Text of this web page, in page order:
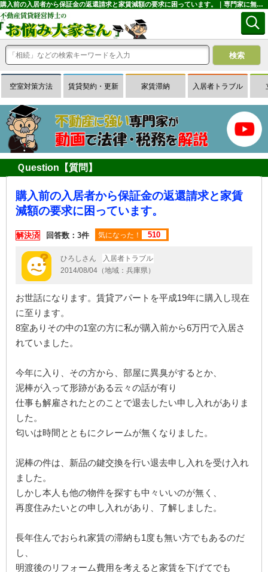
購入前の入居者から保証金の返還請求と家賃減額の要求に困っています。｜専門家に無料相談できる賃貸経営Ｑ＆Ａサイトはお悩み大家さん
空室対策方法 賃貸契約・更新 家賃滞納 入居者トラブル
Ｑuestion【質問】
購入前の入居者から保証金の返還請求と家賃
減額の要求に困っています。
解決済 回答数：3件 気になった！ 510
ひろしさん
入居者トラブル
2014/08/04（地域：兵庫県）
お世話になります。賃貸アパートを平成19年に購入し現在
に至ります。
8室ありその中の1室の方に私が購入前から6万円で入居さ
れていました。
今年に入り、その方から、部屋に異臭がするとか、
泥棒が入って形跡がある云々の話が有り
仕事も解雇されたとのことで退去したい申し入れがありま
した。
匂いは時間とともにクレームが無くなりました。
泥棒の件は、新品の鍵交換を行い退去申し入れを受け入れ
ました。
しかし本人も他の物件を探すも中々いいのが無く、
再度住みたいとの申し入れがあり、了解しました。
長年住んでおられ家賃の滞納も1度も無い方でもあるのだ
し、
明渡後のリフォーム費用を考えると家賃を下げてでも